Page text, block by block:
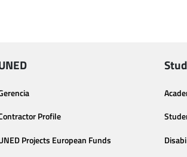
Profile
Projects European Funds